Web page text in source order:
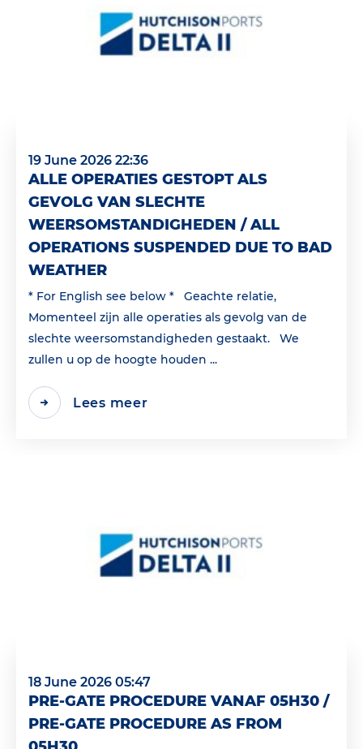
19 June 2026 22:36
ALLE OPERATIES GESTOPT ALS
GEVOLG VAN SLECHTE
WEERSOMSTANDIGHEDEN / ALL
OPERATIONS SUSPENDED DUE TO BAD
WEATHER
* For English see below * Geachte relatie,
Momenteel zijn alle operaties als gevolg van de
slechte weersomstandigheden gestaakt. We
zullen u op de hoogte houden ...
Lees meer
18 June 2026 05:47
PRE-GATE PROCEDURE VANAF 05H30 /
PRE-GATE PROCEDURE AS FROM